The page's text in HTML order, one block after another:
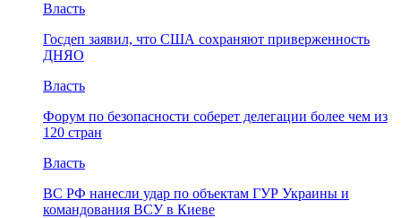
Власть
Госдеп заявил, что США сохраняют приверженность
ДНЯО
Власть
Форум по безопасности соберет делегации более чем из
120 стран
Власть
ВС РФ нанесли удар по объектам ГУР Украины и
командования ВСУ в Киеве